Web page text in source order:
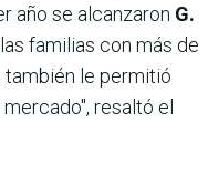
año se alcanzaron G.
familias con más de
también le permitió
resaltó el